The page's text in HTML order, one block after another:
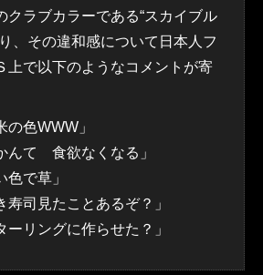
クラブカラーである“スカイブル
、その違和感について日本人フ
上で以下のようなコメントが寄
の色WWW」
んて 食欲なくなる」
色で草」
寿司見たことあるぞ？」
ーリングに作らせた？」